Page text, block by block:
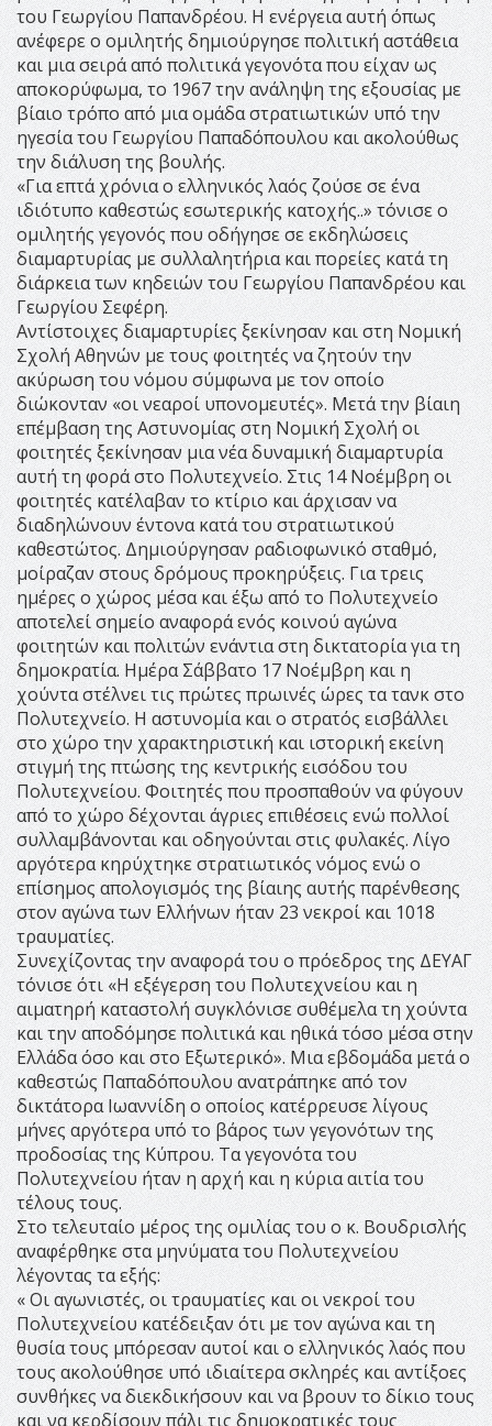
του Γεωργίου Παπανδρέου. Η ενέργεια αυτή όπως
ανέφερε ο ομιλητής δημιούργησε πολιτική αστάθεια
και μια σειρά από πολιτικά γεγονότα που είχαν ως
αποκορύφωμα, το 1967 την ανάληψη της εξουσίας με
βίαιο τρόπο από μια ομάδα στρατιωτικών υπό την
ηγεσία του Γεωργίου Παπαδόπουλου και ακολούθως
την διάλυση της βουλής.
«Για επτά χρόνια ο ελληνικός λαός ζούσε σε ένα
ιδιότυπο καθεστώς εσωτερικής κατοχής..» τόνισε ο
ομιλητής γεγονός που οδήγησε σε εκδηλώσεις
διαμαρτυρίας με συλλαλητήρια και πορείες κατά τη
διάρκεια των κηδειών του Γεωργίου Παπανδρέου και
Γεωργίου Σεφέρη.
Αντίστοιχες διαμαρτυρίες ξεκίνησαν και στη Νομική
Σχολή Αθηνών με τους φοιτητές να ζητούν την
ακύρωση του νόμου σύμφωνα με τον οποίο
διώκονταν «οι νεαροί υπονομευτές». Μετά την βίαιη
επέμβαση της Αστυνομίας στη Νομική Σχολή οι
φοιτητές ξεκίνησαν μια νέα δυναμική διαμαρτυρία
αυτή τη φορά στο Πολυτεχνείο. Στις 14 Νοέμβρη οι
φοιτητές κατέλαβαν το κτίριο και άρχισαν να
διαδηλώνουν έντονα κατά του στρατιωτικού
καθεστώτος. Δημιούργησαν ραδιοφωνικό σταθμό,
μοίραζαν στους δρόμους προκηρύξεις. Για τρεις
ημέρες ο χώρος μέσα και έξω από το Πολυτεχνείο
αποτελεί σημείο αναφορά ενός κοινού αγώνα
φοιτητών και πολιτών ενάντια στη δικτατορία για τη
δημοκρατία. Ημέρα Σάββατο 17 Νοέμβρη και η
χούντα στέλνει τις πρώτες πρωινές ώρες τα τανκ στο
Πολυτεχνείο. Η αστυνομία και ο στρατός εισβάλλει
στο χώρο την χαρακτηριστική και ιστορική εκείνη
στιγμή της πτώσης της κεντρικής εισόδου του
Πολυτεχνείου. Φοιτητές που προσπαθούν να φύγουν
από το χώρο δέχονται άγριες επιθέσεις ενώ πολλοί
συλλαμβάνονται και οδηγούνται στις φυλακές. Λίγο
αργότερα κηρύχτηκε στρατιωτικός νόμος ενώ ο
επίσημος απολογισμός της βίαιης αυτής παρένθεσης
στον αγώνα των Ελλήνων ήταν 23 νεκροί και 1018
τραυματίες.
Συνεχίζοντας την αναφορά του ο πρόεδρος της ΔΕΥΑΓ
τόνισε ότι «Η εξέγερση του Πολυτεχνείου και η
αιματηρή καταστολή συγκλόνισε συθέμελα τη χούντα
και την αποδόμησε πολιτικά και ηθικά τόσο μέσα στην
Ελλάδα όσο και στο Εξωτερικό». Μια εβδομάδα μετά ο
καθεστώς Παπαδόπουλου ανατράπηκε από τον
δικτάτορα Ιωαννίδη ο οποίος κατέρρευσε λίγους
μήνες αργότερα υπό το βάρος των γεγονότων της
προδοσίας της Κύπρου. Τα γεγονότα του
Πολυτεχνείου ήταν η αρχή και η κύρια αιτία του
τέλους τους.
Στο τελευταίο μέρος της ομιλίας του ο κ. Βουδρισλής
αναφέρθηκε στα μηνύματα του Πολυτεχνείου
λέγοντας τα εξής:
« Οι αγωνιστές, οι τραυματίες και οι νεκροί του
Πολυτεχνείου κατέδειξαν ότι με τον αγώνα και τη
θυσία τους μπόρεσαν αυτοί και ο ελληνικός λαός που
τους ακολούθησε υπό ιδιαίτερα σκληρές και αντίξοες
συνθήκες να διεκδικήσουν και να βρουν το δίκιο τους
και να κερδίσουν πάλι τις δημοκρατικές τους